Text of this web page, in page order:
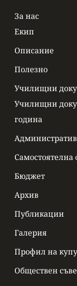
За нас
Екип
Описание
Полезно
Училищни
Училищни
година
Бюджет
Архив
Публикации
Галерия
Профил на
Обществен